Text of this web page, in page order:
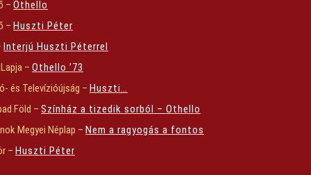
– Othello
– Huszti Péter
Interjú Huszti Péterrel
– Othello ’73
és Televízióújság – Huszti…
Föld – Színház a tizedik sorból – Othello
Megyei Néplap – Nem a ragyogás a fontos
– Huszti Péter